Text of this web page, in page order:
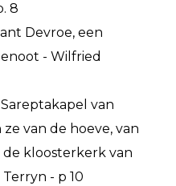
8
Devroe, een
- Wilfried
van
van de hoeve, van
kloosterkerk van
- p 10